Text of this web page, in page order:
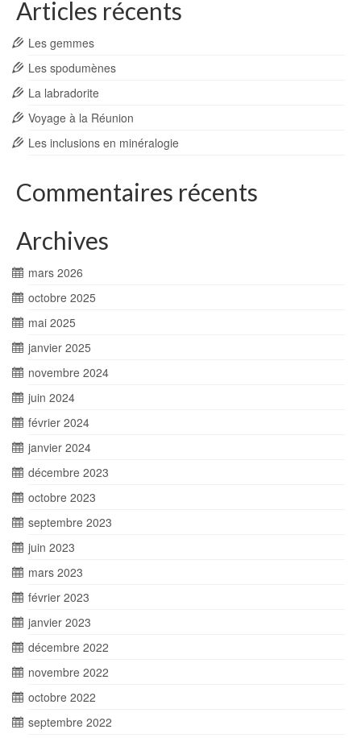
Articles récents
Les gemmes
Les spodumènes
La labradorite
Voyage à la Réunion
Les inclusions en minéralogie
Commentaires récents
Archives
mars 2026
octobre 2025
mai 2025
janvier 2025
novembre 2024
juin 2024
février 2024
janvier 2024
décembre 2023
octobre 2023
septembre 2023
juin 2023
mars 2023
février 2023
janvier 2023
décembre 2022
novembre 2022
octobre 2022
septembre 2022